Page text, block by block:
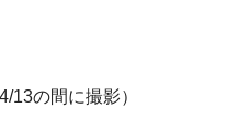
13の間に撮影）